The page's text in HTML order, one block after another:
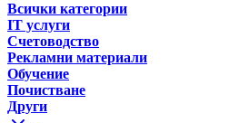
Всички категории
IT услуги
Счетоводство
Рекламни материали
Обучение
Почистване
Други